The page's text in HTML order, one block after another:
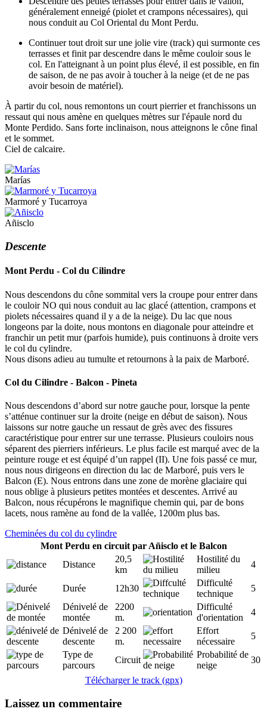
généralement enneigé (piolet et crampons nécessaires), qui
nous conduit au Col Oriental du Mont Perdu.
Continuer tout droit sur une jolie vire (track) qui surmonte ces
terrasses et finit par descendre dans le même couloir sous le
col. En l'atteignant à un point plus élevé, il est possible, en fin
de saison, de ne pas avoir à toucher à la neige (et de ne pas
avoir besoin de matériel).
À partir du col, nous remontons un court pierrier et franchissons un
ressaut qui nous amène en quelques mètres sur l'épaule nord du
Monte Perdido. Sans forte inclinaison, nous atteignons le cône final
et le sommet.
Ciel de calcaire.
Marías
Marmoré y Tucarroya
Añisclo
Descente
Mont Perdu - Col du Cilindre
Nous descendons du cône sommital vers la croupe pour entrer dans
le couloir NO qui nous conduit au lac glacé (attention, crampons et
piolets nécessaires quand il y a de la neige). Du lac que nous
longeons par la doite, nous montons en diagonale pour atteindre et
franchir un petit mur (parfois humide), puis continuons à droite vers
le col du cylindre.
Nous disons adieu au tumulte et retournons à la paix de Marboré.
Col du Cilindre - Balcon - Pineta
Nous descendons d’abord sur notre gauche pour, lorsque la pente
s’atténue continuer sur la droite (neige en début de saison). Nous
laissons sur notre gauche un ressaut de grès avec des fissures
caractéristique pour entrer sur une terrasse. Plusieurs couloirs nous
séparent des pierriers inférieurs. Le plus facile est marqué avec de la
peinture rouge et est équipé d’un rappel (II). Une fois passé ce mur,
nous nous dirigeons en direction du lac de Marboré, puis vers le
Balcon (E). Nous entrons dans une zone de morène glaciaire qui
nous oblige à plusieurs petites montées et descentes. Arrivé au
Balcon, nous récupérons le magnifique chemin qui, par de bons
lacets, nous ramène au fond de la vallée, 1200m plus bas.
Cheminées du col du cylindre
Mont Perdu en circuit par Añisclo et le Balcon
Distance
20,5
km
Hostilité du
milieu
4
Durée 12h30
Difficulté
technique
5
Dénivelé de
montée
2200
m.
Difficulté
d'orientation
4
Dénivelé de
descente
2 200
m.
Effort
nécessaire
5
Type de
parcours
Circuit
Probabilité de
neige
30
−
Leaflet Map data: ©OpenStreetMapcontributors,SRTM| Map style: ©
OpenTopoMap
CC-BY-SA
Télécharger le track (gpx)
Laissez un commentaire